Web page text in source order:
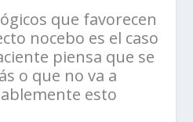
que favorecen
nocebo es el caso
piensa que se
o que no va a
esto